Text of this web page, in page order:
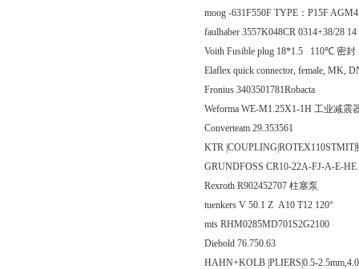
moog -631F550F TYPE：P15F
faulhaber 3557K048CR 0314+38/28
Voith Fusible plug 18*1.5 110℃ 密封
Elaflex quick connector, female, MK,
Fronius 3403501781Robacta
Weforma WE-M1.25X1-1H 工业减震
Converteam 29.353561
KTR |COUPLING|ROTEX110STMIT
GRUNDFOSS CR10-22A-FJ-A-E-
Rexroth R902452707 柱塞泵
tuenkers V 50.1 Z A10 T12 120°
mts RHM0285MD701S2G2100
Diebold 76.750.63
HAHN+KOLB |PLIERS|0.5-